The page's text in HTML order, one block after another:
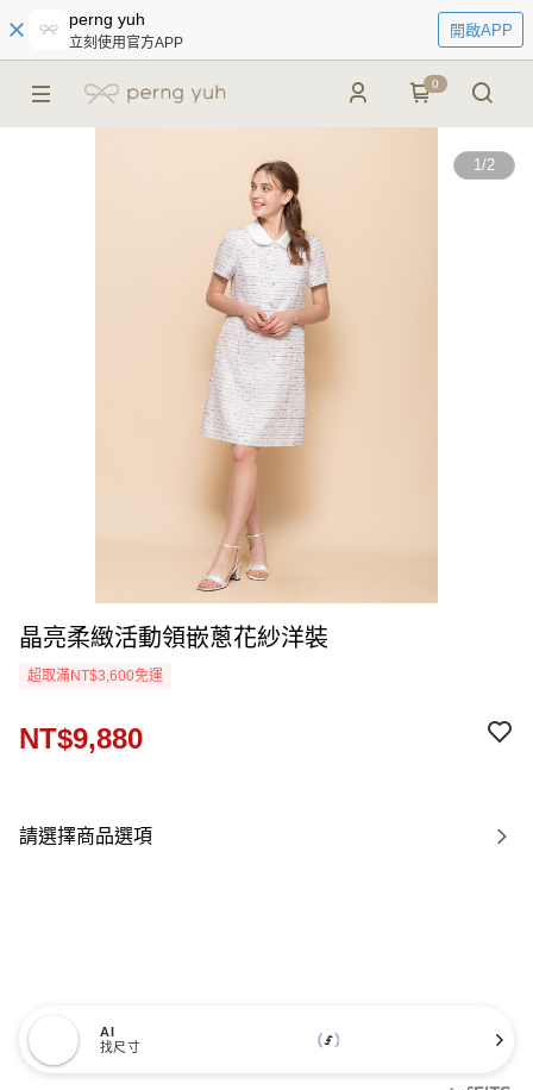
perng yuh
立刻使用官方APP
開啟APP
0
1/2
晶亮柔緻活動領嵌蔥花紗洋裝
超取滿NT$3,600免運
NT$9,880
請選擇商品選項
AI
找尺寸